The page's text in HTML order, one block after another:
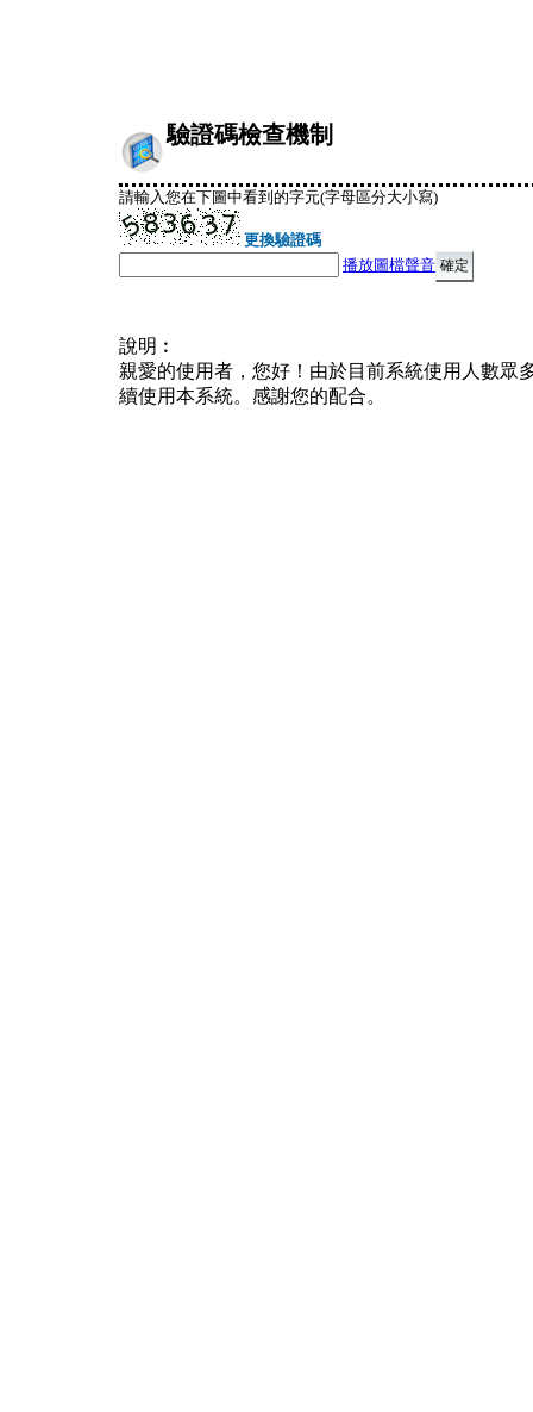
驗證碼檢查機制
請輸入您在下圖中看到的字元(字母區分大小寫)
更換驗證碼
播放圖檔聲音
說明︰
親愛的使用者，您好！由於目前系統使用人數眾
續使用本系統。感謝您的配合。